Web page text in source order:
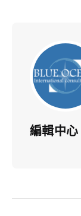
編輯中心